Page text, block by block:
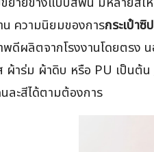
น ความนิยมของการกระเป๋า
ดีผลิตจากโรงงานโดยตรง
ผ้าร่ม ผ้าดิบ หรือ PU เป็นต้น
ละสีได้ตามต้องการ